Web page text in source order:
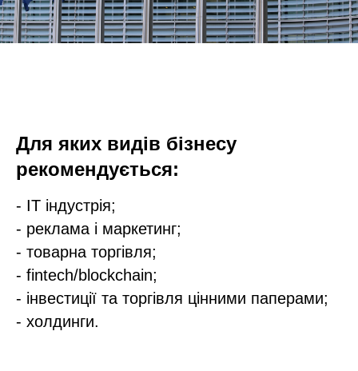
Для яких видів бізнесу
рекомендується:
- IT індустрія;
- реклама і маркетинг;
- товарна торгівля;
- fintech/blockchain;
- інвестиції та торгівля цінними паперами;
- холдинги.